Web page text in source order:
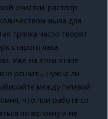
очистки: раствор
мыла для
тряпка часто творят
старого лака
Уже на этом этапе
решить, нужна ли
между гелевой
что при работе со
по волокну и не